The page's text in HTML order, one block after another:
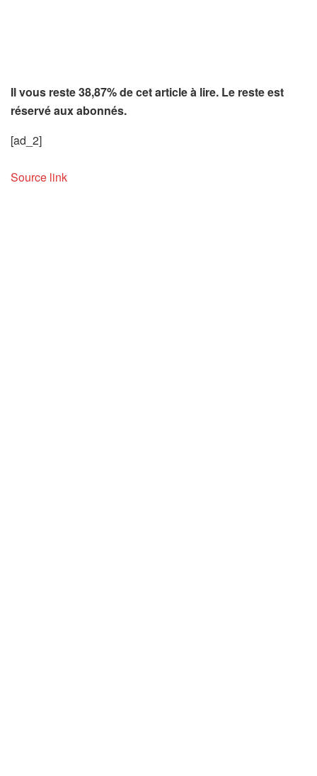
Il vous reste 38,87% de cet article à lire. Le reste est
réservé aux abonnés.
[ad_2]
Source link